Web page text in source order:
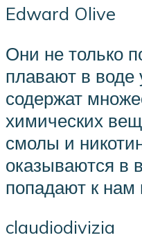
Edward Olive
Они не только
плавают в воде
содержат
химических
смолы и
оказываются в
попадают к нам
claudiodivizia